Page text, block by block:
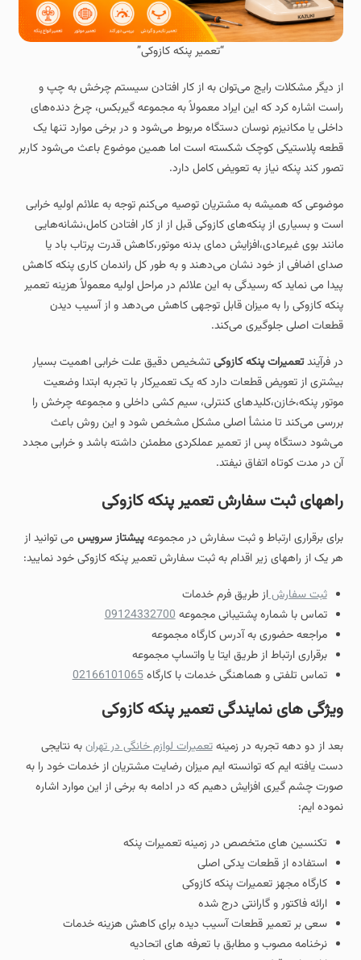
“تعمیر پنکه کازوکی”
از دیگر مشکلات رایج می‌توان به از کار افتادن سیستم چرخش به چپ و
راست اشاره کرد که این ایراد معمولاً به مجموعه گیربکس، چرخ‌ دنده‌های
داخلی یا مکانیزم نوسان دستگاه مربوط می‌شود و در برخی موارد تنها یک
قطعه پلاستیکی کوچک شکسته است اما همین موضوع باعث می‌شود کاربر
تصور کند پنکه نیاز به تعویض کامل دارد.
موضوعی که همیشه به مشتریان توصیه می‌کنم توجه به علائم اولیه خرابی
است و بسیاری از پنکه‌های کازوکی قبل از از کار افتادن کامل،نشانه‌هایی
مانند بوی غیرعادی،افزایش دمای بدنه موتور،کاهش قدرت پرتاب باد یا
صدای اضافی از خود نشان می‌دهند و به طور کل راندمان کاری پنکه کاهش
پیدا می نماید که رسیدگی به این علائم در مراحل اولیه معمولاً هزینه تعمیر
پنکه کازوکی را به میزان قابل توجهی کاهش می‌دهد و از آسیب دیدن
قطعات اصلی جلوگیری می‌کند.
در فرآیندتعمیرات پنکه کازوکیتشخیص دقیق علت خرابی اهمیت بسیار
بیشتری از تعویض قطعات دارد که یک تعمیرکار با تجربه ابتدا وضعیت
موتور پنکه،خازن،کلیدهای کنترلی، سیم‌ کشی داخلی و مجموعه چرخش را
بررسی می‌کند تا منشأ اصلی مشکل مشخص شود و این روش باعث
می‌شود دستگاه پس از تعمیر عملکردی مطمئن داشته باشد و خرابی مجدد
آن در مدت کوتاه اتفاق نیفتد.
راههای ثبت سفارش تعمیر پنکه کازوکی
برای برقراری ارتباط و ثبت سفارش در مجموعهپیشتاز سرویس می توانید از
هر یک از راههای زیر اقدام به ثبت سفارش تعمیر پنکه کازوکی خود نمایید:
ثبت سفارشاز طریق فرم خدمات
تماس با شماره پشتیبانی مجموعه09124332700
مراجعه حضوری به آدرس کارگاه مجموعه
برقراری ارتباط از طریق ایتا یا واتساپ مجموعه
تماس تلفتی و هماهنگی خدمات با کارگاه02166101065
ویژگی های نمایندگی تعمیر پنکه کازوکی
بعد از دو دهه تجربه در زمینهتعمیرات لوازم خانگی در تهرانبه نتایجی
دست یافته ایم که توانسته ایم میزان رضایت مشتریان از خدمات خود را به
صورت چشم گیری افزایش دهیم که در ادامه به برخی از این موارد اشاره
نموده ایم:
تکنسین های متخصص در زمینه تعمیرات پنکه
استفاده از قطعات یدکی اصلی
کارگاه مجهز تعمیرات پنکه کازوکی
ارائه فاکتور و گارانتی درج شده
سعی بر تعمیر قطعات آسیب دیده برای کاهش هزینه خدمات
نرخنامه مصوب و مطابق با تعرفه های اتحادیه